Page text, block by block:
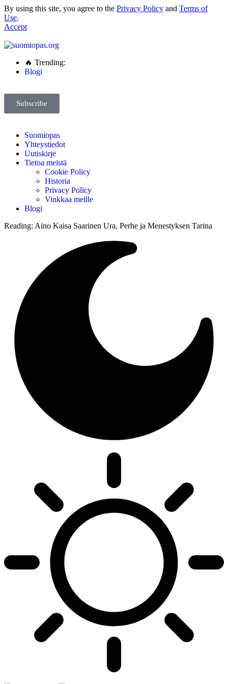
By using this site, you agree to the Privacy Policy and Terms of
Use.
Accept
🔥 Trending:
Blogi
Subscribe
Suomiopas
Yhteystiedot
Uutiskirje
Tietoa meistä
Cookie Policy
Historia
Privacy Policy
Vinkkaa meille
Blogi
Reading: Aino Kaisa Saarinen Ura, Perhe ja Menestyksen Tarina